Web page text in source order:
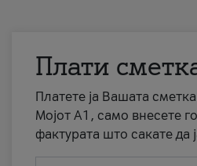
Плати
Платете ја Вашата сметка
Мојот А1, само внесете
фактурата што сакате да